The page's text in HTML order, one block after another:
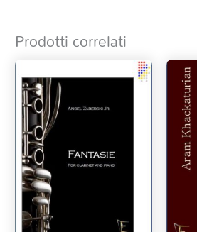
Prodotti correlati